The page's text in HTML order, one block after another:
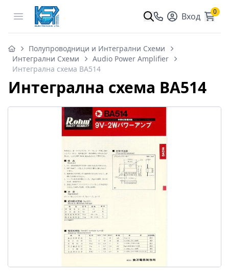
Open menu Вход 0
Полупроводници и Интегрални Схеми
Интегрални Схеми
Audio Power Amplifier
Интегрална схема BA514
Интегрална схема BA514